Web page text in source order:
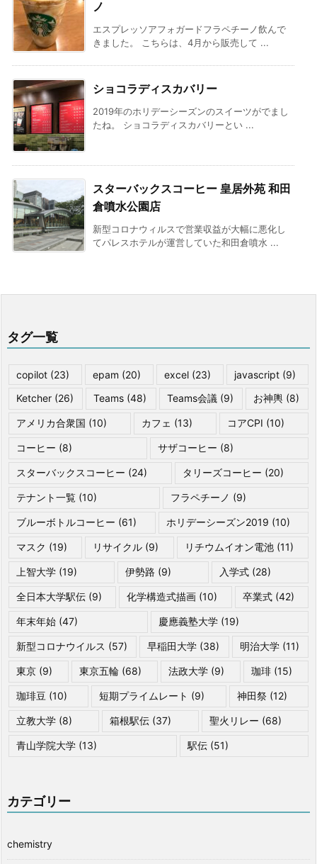
ノ
エスプレッソアフォガードフラペチーノ飲んで
きました。 こちらは、4月から販売して ...
ショコラディスカバリー
2019年のホリデーシーズンのスイーツがでまし
たね。 ショコラディスカバリーとい ...
スターバックスコーヒー 皇居外苑 和田
倉噴水公園店
新型コロナウィルスで営業収益が大幅に悪化し
てパレスホテルが運営していた和田倉噴水 ...
タグ一覧
copilot (23) epam (20) excel (23) javascript (9)
Ketcher (26) Teams (48) Teams会議 (9) お神輿(8)
アメリカ合衆国 (10) カフェ (13) コアCPI (10)
コーヒー (8) サザコーヒー (8)
スターバックスコーヒー (24) タリーズコーヒー (20)
テナント一覧 (10) フラペチーノ (9)
ブルーボトルコーヒー (61) ホリデーシーズン2019 (10)
マスク (19) リサイクル (9) リチウムイオン電池(11)
上智大学 (19) 伊勢路 (9) 入学式 (28)
全日本大学駅伝 (9) 化学構造式描画 (10) 卒業式(42)
年末年始 (47) 慶應義塾大学(19)
新型コロナウイルス (57) 早稲田大学 (38) 明治大学(11)
東京 (9) 東京五輪 (68) 法政大学 (9) 珈琲 (15)
珈琲豆 (10) 短期プライムレート (9) 神田祭(12)
立教大学 (8) 箱根駅伝 (37) 聖火リレー (68)
青山学院大学 (13) 駅伝 (51)
カテゴリー
chemistry